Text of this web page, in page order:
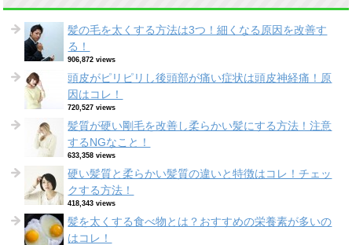
髪の毛を太くする方法は3つ！細くなる原因を改善す
る！
906,872 views
頭皮がピリピリし後頭部が痛い症状は頭皮神経痛！原
因はコレ！
720,527 views
髪質が硬い剛毛を改善し柔らかい髪にする方法！注意
するNGなこと！
633,358 views
硬い髪質と柔らかい髪質の違いと特徴はコレ！チェッ
クする方法！
418,343 views
髪を太くする食べ物とは？おすすめの栄養素が多いの
はコレ！